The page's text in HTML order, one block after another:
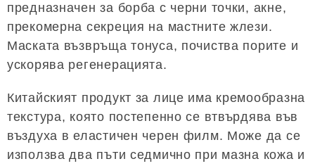
предназначен за борба с черни точки, акне,
прекомерна секреция на мастните жлези.
Маската възвръща тонуса, почиства порите и
ускорява регенерацията.
Китайският продукт за лице има кремообразна
текстура, която постепенно се втвърдява във
въздуха в еластичен черен филм. Може да се
използва два пъти седмично при мазна кожа и